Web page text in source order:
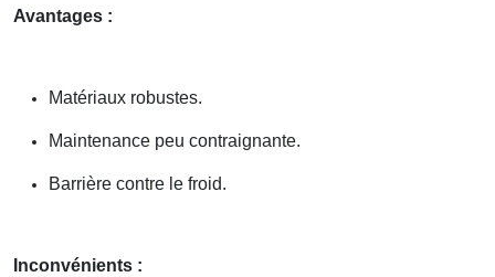
Avantages :
Matériaux robustes.
Maintenance peu contraignante.
Barrière contre le froid.
Inconvénients :